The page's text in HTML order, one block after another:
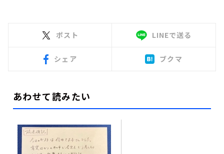
ポスト LINEで送る
シェア ブクマ
あわせて読みたい